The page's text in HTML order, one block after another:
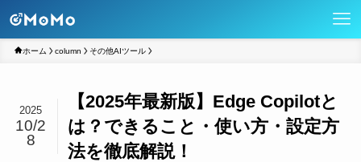
ホーム column その他AIツール
【2025年最新版】Edge Copilotと
は？できること・使い方・設定方
法を徹底解説！
2025
10/2
8